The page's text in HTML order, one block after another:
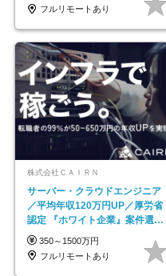
フルリモートあり
株式会社ＣＡＩＲＮ
サーバー・クラウドエンジニア
／平均年収120万円UP／厚労省
認定 『ホワイト企業』案件選択
制度／年休129日
350～1500万円
フルリモートあり